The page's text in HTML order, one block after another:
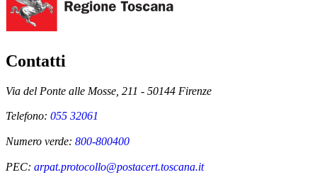
Contatti
Via del Ponte alle Mosse, 211 - 50144 Firenze
Telefono: 055 32061
Numero verde: 800-800400
PEC: arpat.protocollo@postacert.toscana.it